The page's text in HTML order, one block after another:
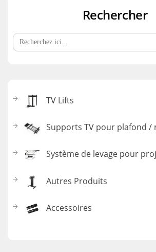
Rechercher
Search
for:
TV Lifts
Supports TV pour plafond /
Système de levage pour
Autres Produits
Accessoires